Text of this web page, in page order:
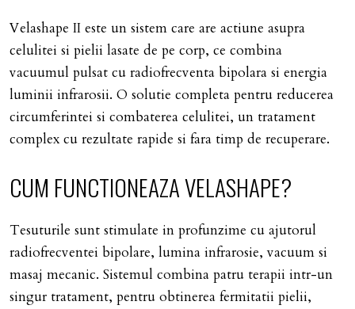
Velashape II este un sistem care are actiune asupra
celulitei si pielii lasate de pe corp, ce combina
vacuumul pulsat cu radiofrecventa bipolara si energia
luminii infrarosii. O solutie completa pentru reducerea
circumferintei si combaterea celulitei, un tratament
complex cu rezultate rapide si fara timp de recuperare.
CUM FUNCTIONEAZAVELASHAPE?
Tesuturile sunt stimulate in profunzime cu ajutorul
radiofrecventei bipolare, lumina infrarosie, vacuum si
masaj mecanic. Sistemul combina patru terapii intr-un
singur tratament, pentru obtinerea fermitatii pielii,